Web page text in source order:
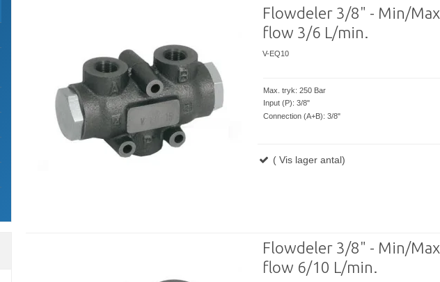
Flowdeler 3/8" - Min/Max
flow 3/6 L/min.
V-EQ10
Max. tryk: 250 Bar
Input (P): 3/8"
Connection (A+B): 3/8"
( Vis lager antal)
Flowdeler 3/8" - Min/Max
flow 6/10 L/min.